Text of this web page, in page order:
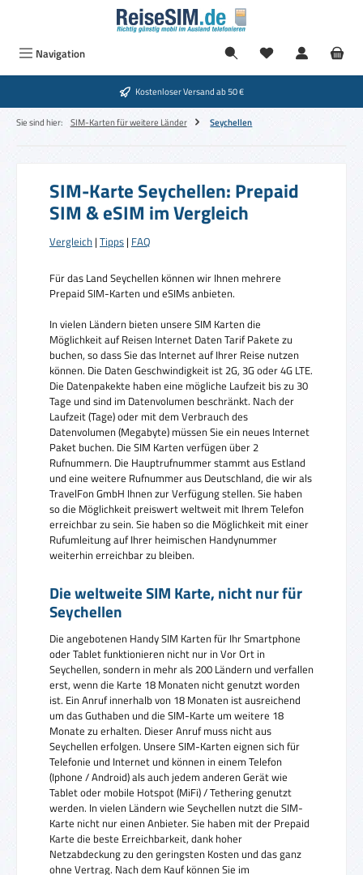
Zum Hauptinhalt springen
Navigation
Kostenloser Versand ab 50 €
Sie sind hier: SIM-Karten für weitere Länder Seychellen
SIM-Karte Seychellen: Prepaid
SIM & eSIM im Vergleich
Vergleich | Tipps | FAQ
Für das Land Seychellen können wir Ihnen mehrere
Prepaid SIM-Karten und eSIMs anbieten.
In vielen Ländern bieten unsere SIM Karten die
Möglichkeit auf Reisen Internet Daten Tarif Pakete zu
buchen, so dass Sie das Internet auf Ihrer Reise nutzen
können. Die Daten Geschwindigkeit ist 2G, 3G oder 4G LTE.
Die Datenpakekte haben eine mögliche Laufzeit bis zu 30
Tage und sind im Datenvolumen beschränkt. Nach der
Laufzeit (Tage) oder mit dem Verbrauch des
Datenvolumen (Megabyte) müssen Sie ein neues Internet
Paket buchen. Die SIM Karten verfügen über 2
Rufnummern. Die Hauptrufnummer stammt aus Estland
und eine weitere Rufnummer aus Deutschland, die wir als
TravelFon GmbH Ihnen zur Verfügung stellen. Sie haben
so die Möglichkeit preiswert weltweit mit Ihrem Telefon
erreichbar zu sein. Sie haben so die Möglichkeit mit einer
Rufumleitung auf Ihrer heimischen Handynummer
weiterhin erreichbar zu bleiben.
Die weltweite SIM Karte, nicht nur für
Seychellen
Die angebotenen Handy SIM Karten für Ihr Smartphone
oder Tablet funktionieren nicht nur in Vor Ort in
Seychellen, sondern in mehr als 200 Ländern und verfallen
erst, wenn die Karte 18 Monaten nicht genutzt worden
ist. Ein Anruf innerhalb von 18 Monaten ist ausreichend
um das Guthaben und die SIM-Karte um weitere 18
Monate zu erhalten. Dieser Anruf muss nicht aus
Seychellen erfolgen. Unsere SIM-Karten eignen sich für
Telefonie und Internet und können in einem Telefon
(Iphone / Android) als auch jedem anderen Gerät wie
Tablet oder mobile Hotspot (MiFi) / Tethering genutzt
werden. In vielen Ländern wie Seychellen nutzt die SIM-
Karte nicht nur einen Anbieter. Sie haben mit der Prepaid
Karte die beste Erreichbarkeit, dank hoher
Netzabdeckung zu den geringsten Kosten und das ganz
ohne Vertrag. Nach dem Kauf können Sie im